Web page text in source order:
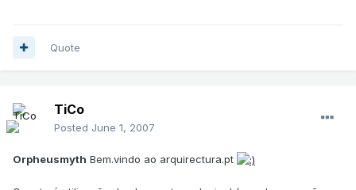
Quote
TiCo
Posted June 1, 2007
Orpheusmyth Bem.vindo ao arquirectura.pt